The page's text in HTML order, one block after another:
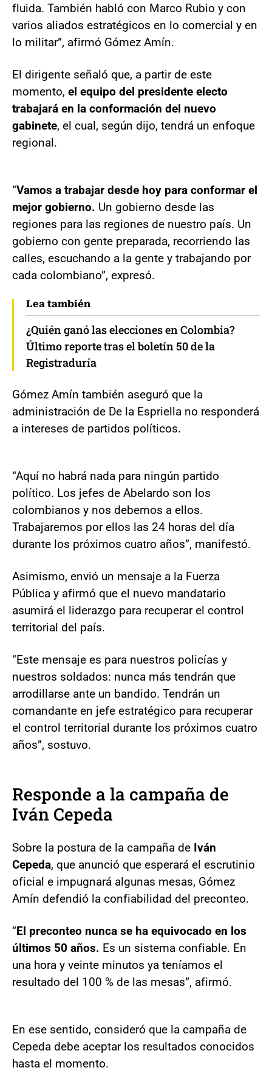
fluida. También habló con Marco Rubio y con
varios aliados estratégicos en lo comercial y en
lo militar”, afirmó Gómez Amín.
El dirigente señaló que, a partir de este
momento, el equipo del presidente electo
trabajará en la conformación del nuevo
gabinete, el cual, según dijo, tendrá un enfoque
regional.
“Vamos a trabajar desde hoy para conformar el
mejor gobierno. Un gobierno desde las
regiones para las regiones de nuestro país. Un
gobierno con gente preparada, recorriendo las
calles, escuchando a la gente y trabajando por
cada colombiano”, expresó.
Lea también
¿Quién ganó las elecciones en Colombia?
Último reporte tras el boletín 50 de la
Registraduría
Gómez Amín también aseguró que la
administración de De la Espriella no responderá
a intereses de partidos políticos.
“Aquí no habrá nada para ningún partido
político. Los jefes de Abelardo son los
colombianos y nos debemos a ellos.
Trabajaremos por ellos las 24 horas del día
durante los próximos cuatro años”, manifestó.
Asimismo, envió un mensaje a la Fuerza
Pública y afirmó que el nuevo mandatario
asumirá el liderazgo para recuperar el control
territorial del país.
“Este mensaje es para nuestros policías y
nuestros soldados: nunca más tendrán que
arrodillarse ante un bandido. Tendrán un
comandante en jefe estratégico para recuperar
el control territorial durante los próximos cuatro
años”, sostuvo.
Responde a la campaña de
Iván Cepeda
Sobre la postura de la campaña de Iván
Cepeda, que anunció que esperará el escrutinio
oficial e impugnará algunas mesas, Gómez
Amín defendió la confiabilidad del preconteo.
“El preconteo nunca se ha equivocado en los
últimos 50 años. Es un sistema confiable. En
una hora y veinte minutos ya teníamos el
resultado del 100 % de las mesas”, afirmó.
En ese sentido, consideró que la campaña de
Cepeda debe aceptar los resultados conocidos
hasta el momento.